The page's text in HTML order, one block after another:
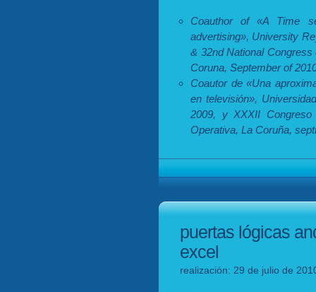
Coauthor of «A Time
advertising», University
& 32nd National
Coruna, September of
Coautor de «Una
en televisión»,
2009, y XXXII
Operativa, La Coruña,
puertas lógicas
excel
realización: 29 de julio de